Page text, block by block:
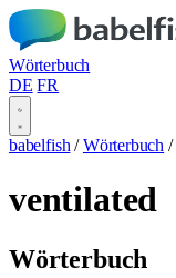
Wörterbuch
DE FR
babelfish / Wörterbuch /
ventilated
Wörterbuch